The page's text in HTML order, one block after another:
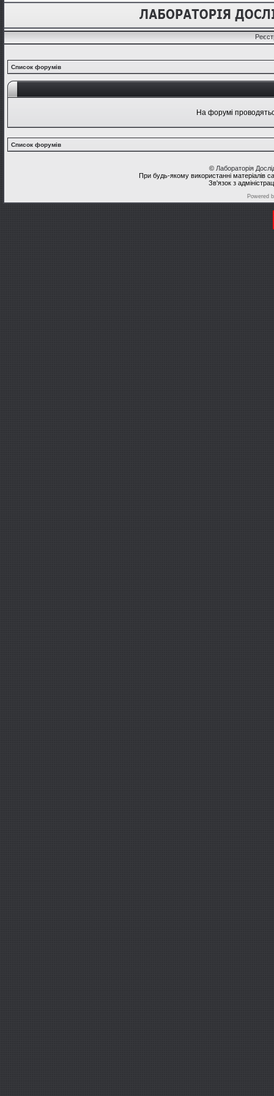
Список форумів
На форумі
Список форумів
© Лабораторія
При будь-якому використанні матеріалів
Зв'язок з
Powered